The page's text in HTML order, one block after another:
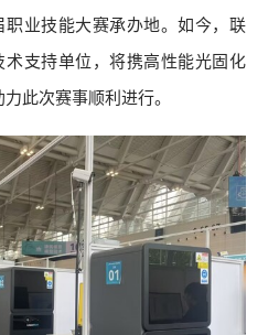
业技能大赛承办地。如今，联
支持单位，将携高性能光固化
此次赛事顺利进行。